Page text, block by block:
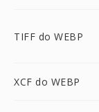
TIFF do WEBP
XCF do WEBP